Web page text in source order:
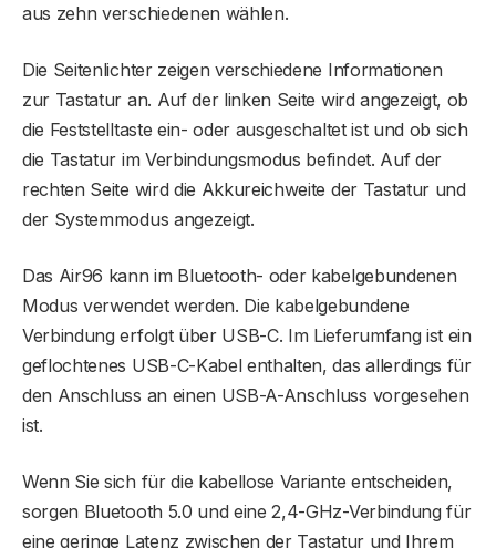
aus zehn verschiedenen wählen.
Die Seitenlichter zeigen verschiedene Informationen
zur Tastatur an. Auf der linken Seite wird angezeigt, ob
die Feststelltaste ein- oder ausgeschaltet ist und ob sich
die Tastatur im Verbindungsmodus befindet. Auf der
rechten Seite wird die Akkureichweite der Tastatur und
der Systemmodus angezeigt.
Das Air96 kann im Bluetooth- oder kabelgebundenen
Modus verwendet werden. Die kabelgebundene
Verbindung erfolgt über USB-C. Im Lieferumfang ist ein
geflochtenes USB-C-Kabel enthalten, das allerdings für
den Anschluss an einen USB-A-Anschluss vorgesehen
ist.
Wenn Sie sich für die kabellose Variante entscheiden,
sorgen Bluetooth 5.0 und eine 2,4-GHz-Verbindung für
eine geringe Latenz zwischen der Tastatur und Ihrem